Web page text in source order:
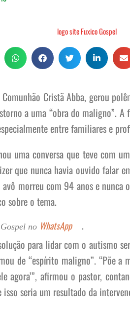
Cristã Abba, gerou
a uma “obra do maligno”.
entre familiares e
uma conversa que teve com
que nunca havia ouvido falar
morreu com 94 anos e
sobre o tema.
no WhatsApp
.
para lidar com o autismo
de “espírito maligno”. “Põe a
agora’”, afirmou o pastor,
seria um resultado da